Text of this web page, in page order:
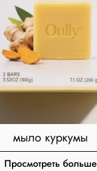
мыло куркумы
Просмотреть больше